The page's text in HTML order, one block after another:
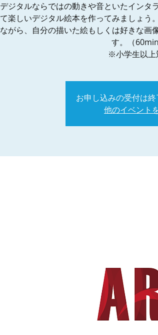
デジタルならではの動きや音といたインタ
て楽しいデジタル絵本を作ってみましょう
ながら、自分の描いた絵もしくは好きな画
す。（
※小学生以上
お申し込みの受付は終
他のイベント